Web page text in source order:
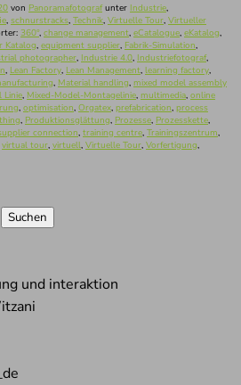
von Panoramafotografunter Industrie,
, schnurstracks, Technik, Virtuelle Tour, Virtueller
360°, change management, eCatalogue, eKatalog,
Katalog, equipment supplier, Fabrik-Simulation,
photographer, Industrie 4.0, Industriefotograf,
, Lean Factory, Lean Management, learning factory,
, Material handling, mixed model assembly
Linie, Mixed-Model-Montagelinie, multimedia, online
, optimisation, Orgatex, prefabrication, process
, Produktionsglättung, Prozesse, Prozesskette,
connection, training centre, Trainingszentrum,
virtual tour, virtuell, Virtuelle Tour, Vorfertigung,
und interaktion